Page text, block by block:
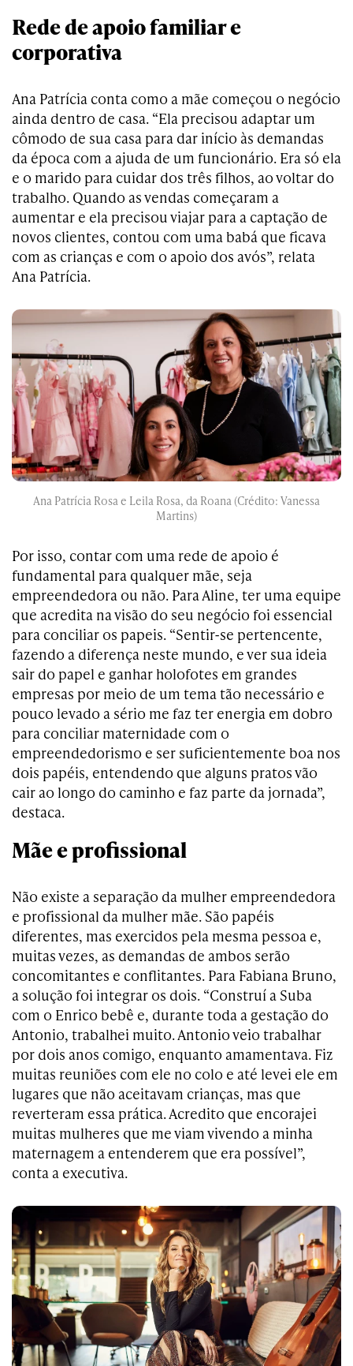
Rede de apoio familiar e
corporativa
Ana Patrícia conta como a mãe começou o negócio
ainda dentro de casa. “Ela precisou adaptar um
cômodo de sua casa para dar início às demandas
da época com a ajuda de um funcionário. Era só ela
e o marido para cuidar dos três filhos, ao voltar do
trabalho. Quando as vendas começaram a
aumentar e ela precisou viajar para a captação de
novos clientes, contou com uma babá que ficava
com as crianças e com o apoio dos avós”, relata
Ana Patrícia.
Ana Patrícia Rosa e Leila Rosa, da Roana (Crédito: Vanessa
Martins)
Por isso, contar com uma rede de apoio é
fundamental para qualquer mãe, seja
empreendedora ou não. Para Aline, ter uma equipe
que acredita na visão do seu negócio foi essencial
para conciliar os papeis. “Sentir-se pertencente,
fazendo a diferença neste mundo, e ver sua ideia
sair do papel e ganhar holofotes em grandes
empresas por meio de um tema tão necessário e
pouco levado a sério me faz ter energia em dobro
para conciliar maternidade com o
empreendedorismo e ser suficientemente boa nos
dois papéis, entendendo que alguns pratos vão
cair ao longo do caminho e faz parte da jornada”,
destaca.
Mãe e profissional
Não existe a separação da mulher empreendedora
e profissional da mulher mãe. São papéis
diferentes, mas exercidos pela mesma pessoa e,
muitas vezes, as demandas de ambos serão
concomitantes e conflitantes. Para Fabiana Bruno,
a solução foi integrar os dois. “Construí a Suba
com o Enrico bebê e, durante toda a gestação do
Antonio, trabalhei muito. Antonio veio trabalhar
por dois anos comigo, enquanto amamentava. Fiz
muitas reuniões com ele no colo e até levei ele em
lugares que não aceitavam crianças, mas que
reverteram essa prática. Acredito que encorajei
muitas mulheres que me viam vivendo a minha
maternagem a entenderem que era possível”,
conta a executiva.